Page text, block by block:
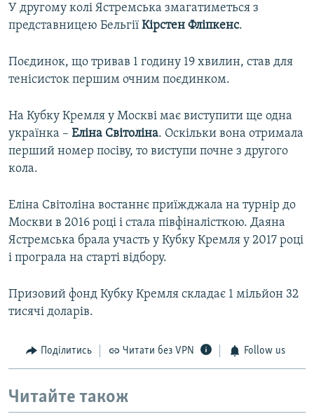
У другому колі Ястремська змагатиметься з
представницею Бельгії Кірстен Фліпкенс.
Поєдинок, що тривав 1 годину 19 хвилин, став для
тенісисток першим очним поєдинком.
На Кубку Кремля у Москві має виступити ще одна
українка – Еліна Світоліна. Оскільки вона отримала
перший номер посіву, то виступи почне з другого
кола.
Еліна Світоліна востаннє приїжджала на турнір до
Москви в 2016 році і стала півфіналісткою. Даяна
Ястремська брала участь у Кубку Кремля у 2017 році
і програла на старті відбору.
Призовий фонд Кубку Кремля складає 1 мільйон 32
тисячі доларів.
Поділитись Читати без VPN Follow us
Читайте також